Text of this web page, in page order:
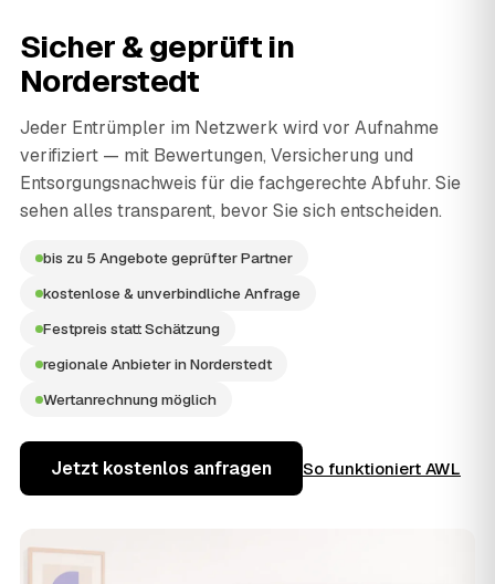
Sicher & geprüft in
Norderstedt
Jeder Entrümpler im Netzwerk wird vor Aufnahme
verifiziert — mit Bewertungen, Versicherung und
Entsorgungsnachweis für die fachgerechte Abfuhr. Sie
sehen alles transparent, bevor Sie sich entscheiden.
bis zu 5 Angebote geprüfter Partner
kostenlose & unverbindliche Anfrage
Festpreis statt Schätzung
regionale Anbieter in Norderstedt
Wertanrechnung möglich
Jetzt kostenlos anfragen So funktioniert AWL